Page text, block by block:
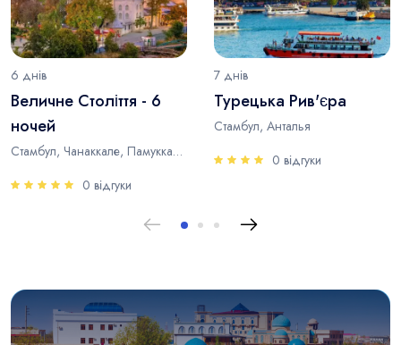
6 днів
Величне Століття - 6
ночей
Стамбул, Чанаккале, Памуккале, Анталья
0 відгуки
7 днів
Турецька Рив'єра
Стамбул, Анталья
0 відгуки